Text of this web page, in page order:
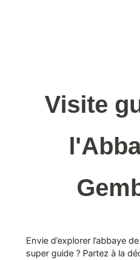
Visite
Envie d’explorer l’abbaye
super guide ? Partez à la